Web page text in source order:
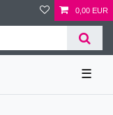
0,00 EUR
☰